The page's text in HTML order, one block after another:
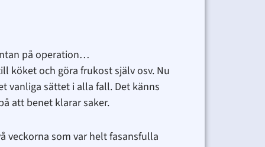
på operation…
köket och göra frukost själv osv. Nu
vanliga sättet i alla fall. Det känns
att benet klarar saker.
veckorna som var helt fasansfulla